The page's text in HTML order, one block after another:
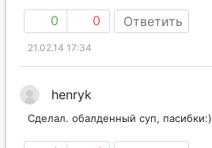
0 0 Ответить
21.02.14 17:34
henryk
Сделал. обалденный суп, пасибки:)